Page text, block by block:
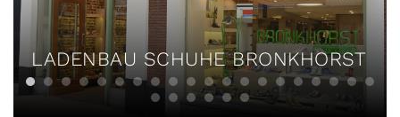
LADENBAU SCHUHE BRONKHORST